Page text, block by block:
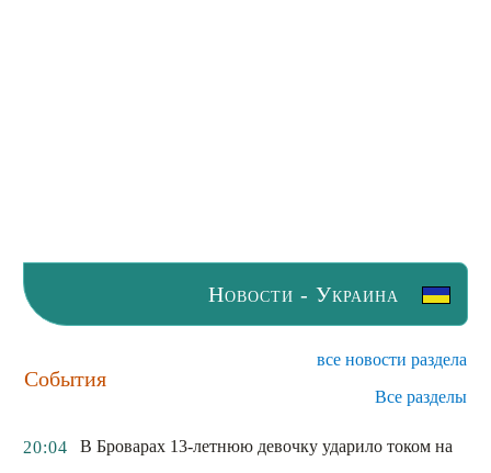
Новости - Украина
События
все новости раздела
Все разделы
20:04
В Броварах 13-летнюю девочку ударило током на